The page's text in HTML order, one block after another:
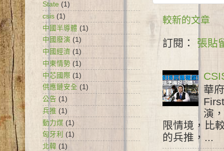
較新的文章
訂閱： 張貼
華
演
限情境，比
的兵推，...
State (1)
csis (1)
中國半導體 (1)
中國廢演 (1)
中國經濟 (1)
中東情勢 (1)
中芯國際 (1)
供應鏈安全 (1)
公告 (1)
兵推 (1)
動力煤 (1)
匈牙利
(1)
北韓 (1)